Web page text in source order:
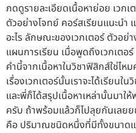
กดดูรายละเอียดเนื้อหาย่อย เวก
ตัวอย่างโจทย์ คอร์สเรียนแนะนำ
อะไร ลักษณะของเวกเตอร์ ตัวอย่
แผนการเรียน เมื่อพูดถึงเวกเต
คำนี้จากเนื้อหาในวิชาฟิสิกส์ใช่ไ
เรื่องเวกเตอร์นั้นเราจะได้เรียน
และพี่ก็ได้สรุปเนื้อหาเหล่านั้นมาใ
ครับ ถ้าพร้อมแล้วก็ไปลุยกันเลยย
คือ ปริมาณชนิดหนึ่งที่มีทั้งขนาดแ